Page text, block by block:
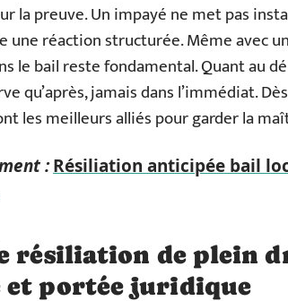
la preuve. Un impayé ne met pas
une réaction structurée. Même avec
le bail reste fondamental. Quant au
qu’après, jamais dans l’immédiat.
les meilleurs alliés pour garder la
:Résiliation anticipée bail
résiliation de plein
et portée juridique